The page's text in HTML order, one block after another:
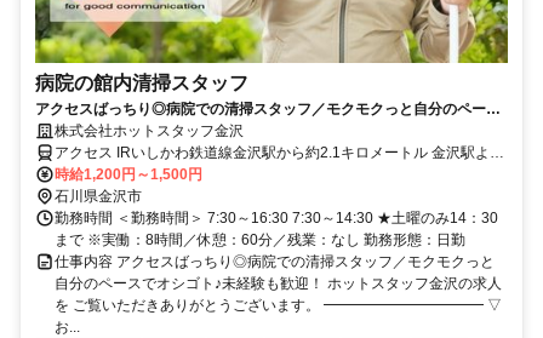
病院の館内清掃スタッフ
アクセスばっちり◎病院での清掃スタッフ／モクモクっと自分のペース
でオシゴト♪未経験も歓迎！
株式会社ホットスタッフ金沢
アクセス IRいしかわ鉄道線金沢駅から約2.1キロメートル 金沢駅より
時給1,200円～1,500円
石川県金沢市
勤務時間 ＜勤務時間＞ 7:30～16:30 7:30～14:30 ★土曜のみ14：30
まで ※実働：8時間／休憩：60分／残業：なし 勤務形態：日勤
仕事内容 アクセスばっちり◎病院での清掃スタッフ／モクモクっと
自分のペースでオシゴト♪未経験も歓迎！ ホットスタッフ金沢の求人
を ご覧いただきありがとうございます。 ━━━━━━━━━━━ ▽
お...